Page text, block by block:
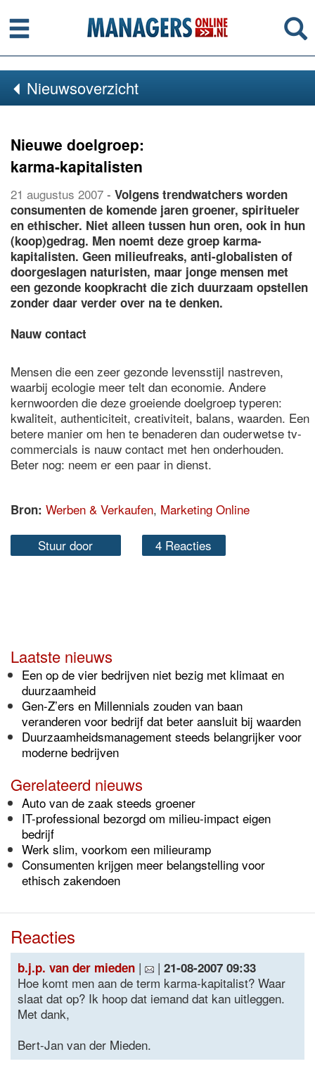
Menu
Nieuwsoverzicht
Nieuwe doelgroep:
karma-kapitalisten
21 augustus 2007 - Volgens trendwatchers worden
consumenten de komende jaren groener, spiritueler
en ethischer. Niet alleen tussen hun oren, ook in hun
(koop)gedrag. Men noemt deze groep karma-
kapitalisten. Geen milieufreaks, anti-globalisten of
doorgeslagen naturisten, maar jonge mensen met
een gezonde koopkracht die zich duurzaam opstellen
zonder daar verder over na te denken.
Nauw contact
Mensen die een zeer gezonde levensstijl nastreven,
waarbij ecologie meer telt dan economie. Andere
kernwoorden die deze groeiende doelgroep typeren:
kwaliteit, authenticiteit, creativiteit, balans, waarden. Een
betere manier om hen te benaderen dan ouderwetse tv-
commercials is nauw contact met hen onderhouden.
Beter nog: neem er een paar in dienst.
Bron: Werben & Verkaufen, Marketing Online
Stuur door 4 Reacties
Laatste nieuws
Een op de vier bedrijven niet bezig met klimaat en
duurzaamheid
Gen-Z’ers en Millennials zouden van baan
veranderen voor bedrijf dat beter aansluit bij waarden
Duurzaamheidsmanagement steeds belangrijker voor
moderne bedrijven
Gerelateerd nieuws
Auto van de zaak steeds groener
IT-professional bezorgd om milieu-impact eigen
bedrijf
Werk slim, voorkom een milieuramp
Consumenten krijgen meer belangstelling voor
ethisch zakendoen
Reacties
b.j.p. van der mieden | | 21-08-2007 09:33
Hoe komt men aan de term karma-kapitalist? Waar
slaat dat op? Ik hoop dat iemand dat kan uitleggen.
Met dank,
Bert-Jan van der Mieden.